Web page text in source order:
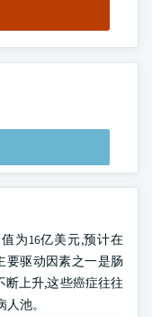
为16亿美元,预计在
要驱动因素之一是肠
上升,这些癌症往往
池。